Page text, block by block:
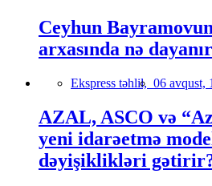
Ceyhun
arxasında nə
Ekspress təhlil, 06 avqust,
AZAL, ASCO və
yeni idarəetmə
dəyişiklikləri